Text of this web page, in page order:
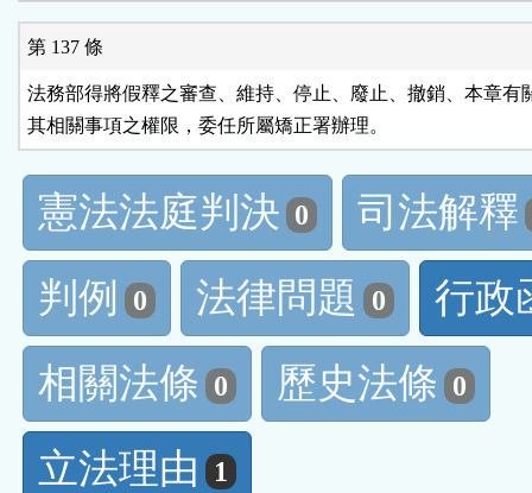
第 137 條
法務部得將假釋之審查、維持、停止、廢止、撤銷、本章有
其相關事項之權限，委任所屬矯正署辦理。
憲法法庭判決 0
司法解釋
判例
0 法律問題 0
行政
相關法條 0 歷史法條 0
立法理由 1